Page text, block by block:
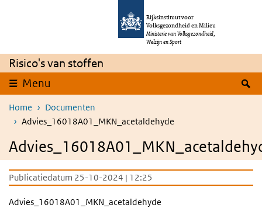
Overslaan en naar de inhoud gaan
Rijksinstituut voor
Volksgezondheid en Milieu
Ministerie van Volksgezondheid,
Welzijn en Sport
Risico's van stoffen
Menu
Home
Documenten
Advies_16018A01_MKN_acetaldehyde
Publicatiedatum 25-10-2024 | 12:25
Advies_16018A01_MKN_acetaldehyde